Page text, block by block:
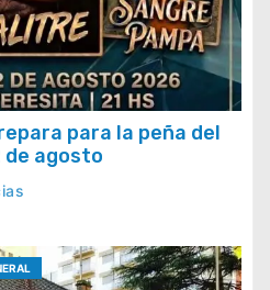
para la peña del
de agosto